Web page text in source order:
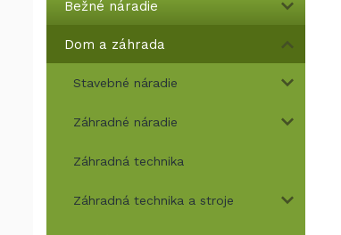
Bežné náradie
Dom a záhrada
Stavebné náradie
Záhradné náradie
Záhradná technika
Záhradná technika a stroje